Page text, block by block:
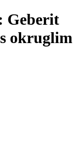
Geberit
okruglim